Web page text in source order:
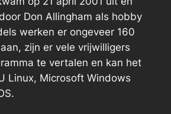
Don Allingham als hobby
werken er ongeveer 160
zijn er vele vrijwilligers
te vertalen en kan het
Linux, Microsoft Windows